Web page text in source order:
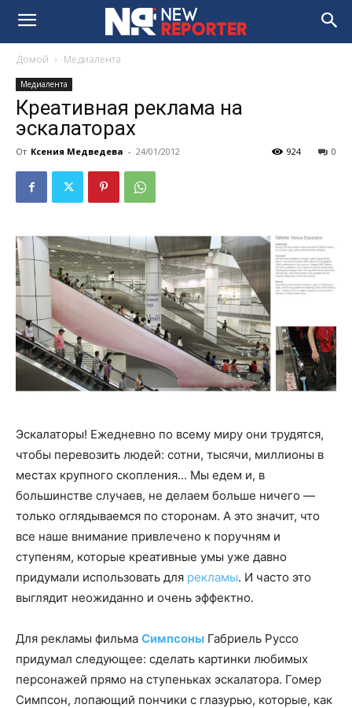
Домой Медиалента
Медиалента
Креативная реклама на
эскалаторах
От Ксения Медведева - 24/01/2012 0
924
Эскалаторы! Ежедневно по всему миру они трудятся,
чтобы перевозить людей: сотни, тысячи, миллионы в
местах крупного скопления… Мы едем и, в
большинстве случаев, не делаем больше ничего —
только оглядываемся по сторонам. А это значит, что
все наше внимание привлечено к поручням и
ступеням, которые креативные умы уже давно
придумали использовать для рекламы. И часто это
выглядит неожиданно и очень эффектно.
Для рекламы фильма Симпсоны Габриель Руссо
придумал следующее: сделать картинки любимых
персонажей прямо на ступеньках эскалатора. Гомер
Симпсон, лопающий пончики с глазурью, которые, как